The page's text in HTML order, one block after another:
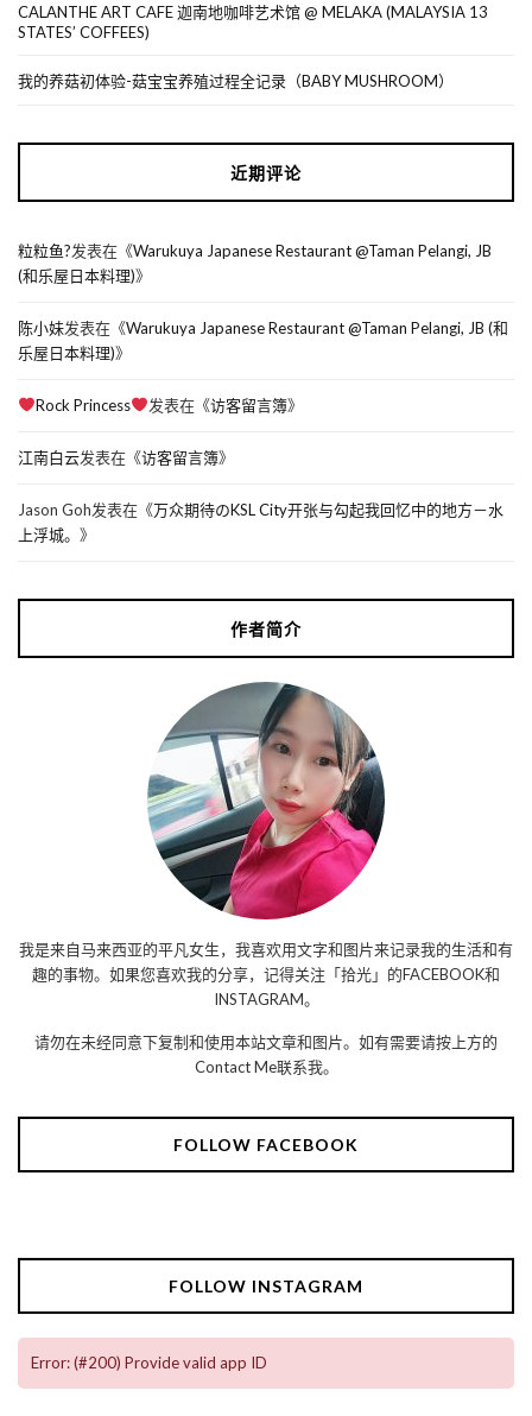
CALANTHE ART CAFE 迦南地咖啡艺术馆 @ MELAKA (MALAYSIA 13
STATES’ COFFEES)
我的养菇初体验-菇宝宝养殖过程全记录（BABY MUSHROOM）
近期评论
粒粒鱼?发表在《Warukuya Japanese Restaurant @Taman Pelangi, JB
(和乐屋日本料理)》
陈小妹发表在《Warukuya Japanese Restaurant @Taman Pelangi, JB (和
乐屋日本料理)》
Rock Princess 发表在《访客留言簿》
江南白云发表在《访客留言簿》
Jason Goh发表在《万众期待のKSL City开张与勾起我回忆中的地方－水
上浮城。 》
作者简介
我是来自马来西亚的平凡女生，我喜欢用文字和图片来记录我的生活和有
趣的事物。如果您喜欢我的分享，记得关注「拾光」的FACEBOOK和
INSTAGRAM。
请勿在未经同意下复制和使用本站文章和图片。如有需要请按上方的
Contact Me联系我。
FOLLOW FACEBOOK
FOLLOW INSTAGRAM
Error: (#200) Provide valid app ID